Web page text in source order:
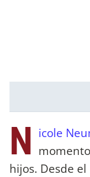
N icole
hijos. Desde